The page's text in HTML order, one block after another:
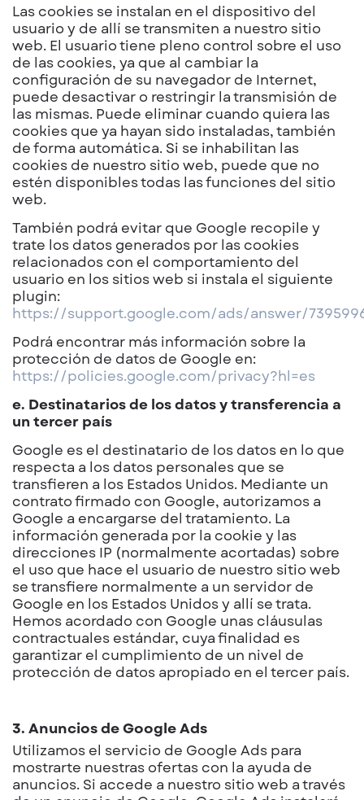
Las cookies se instalan en el dispositivo del
usuario y de allí se transmiten a nuestro sitio
web. El usuario tiene pleno control sobre el uso
de las cookies, ya que al cambiar la
configuración de su navegador de Internet,
puede desactivar o restringir la transmisión de
las mismas. Puede eliminar cuando quiera las
cookies que ya hayan sido instaladas, también
de forma automática. Si se inhabilitan las
cookies de nuestro sitio web, puede que no
estén disponibles todas las funciones del sitio
web.
También podrá evitar que Google recopile y
trate los datos generados por las cookies
relacionados con el comportamiento del
usuario en los sitios web si instala el siguiente
plugin:
https://support.google.com/ads/answer/
Podrá encontrar más información sobre la
protección de datos de Google en:
https://policies.google.com/privacy?hl=es
e. Destinatarios de los datos y transferencia a
un tercer país
Google es el destinatario de los datos en lo que
respecta a los datos personales que se
transfieren a los Estados Unidos. Mediante un
contrato firmado con Google, autorizamos a
Google a encargarse del tratamiento. La
información generada por la cookie y las
direcciones IP (normalmente acortadas) sobre
el uso que hace el usuario de nuestro sitio web
se transfiere normalmente a un servidor de
Google en los Estados Unidos y allí se trata.
Hemos acordado con Google unas cláusulas
contractuales estándar, cuya finalidad es
garantizar el cumplimiento de un nivel de
protección de datos apropiado en el tercer país.
3. Anuncios de Google Ads
Utilizamos el servicio de Google Ads para
mostrarte nuestras ofertas con la ayuda de
anuncios. Si accede a nuestro sitio web a través